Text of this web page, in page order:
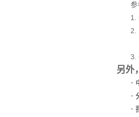
参
1.
2.
3.
另外
·
·
·